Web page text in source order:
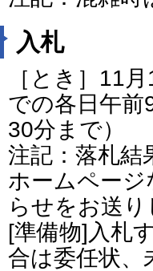
入札
［とき］11
での各日午前
30分まで）
注記：落札結
ホームペー
らせをお送り
[準備物]入札
合は委任状、